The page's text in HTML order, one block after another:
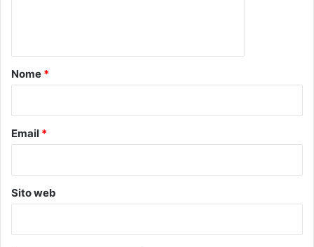
o
Nome *
Email *
Sito web